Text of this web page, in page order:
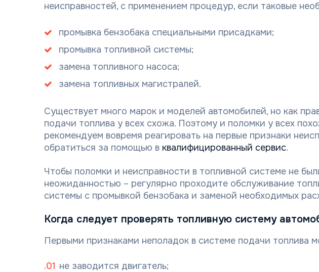
неисправностей, с применением процедур, если таковые
промывка бензобака специальными присадками;
промывка топливной системы;
замена топливного насоса;
замена топливных магистралей.
Существует много марок и моделей автомобилей, но как
подачи топлива у всех схожа. Поэтому и поломки у всех
рекомендуем вовремя реагировать на первые признаки
обратиться за помощью в квалифицированный сервис.
Чтобы поломки и неисправности в топливной системе не
неожиданностью – регулярно проходите обслуживание
системы с промывкой бензобака и заменой необходимых
Когда следует проверять топливную систему
Первыми признаками неполадок в системе подачи топлива
не заводится двигатель;